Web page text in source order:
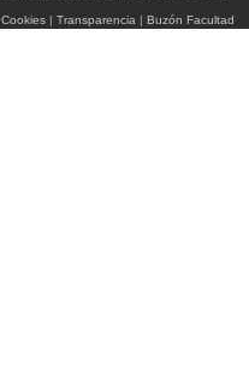
Cookies| Transparencia | Buzón Facultad